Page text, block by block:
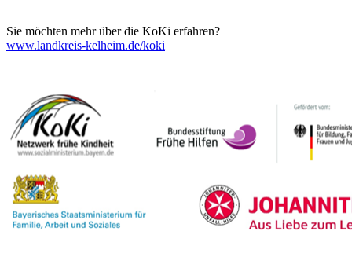
Sie möchten mehr über die KoKi erfahren?
www.landkreis-kelheim.de/koki